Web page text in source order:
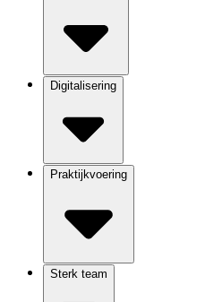
Digitalisering
Praktijkvoering
Sterk team